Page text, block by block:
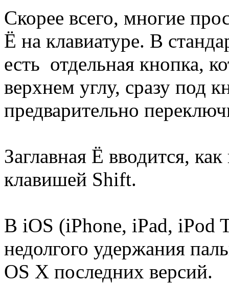
Скорее всего, многие
Ё на клавиатуре. В
есть отдельная кнопка,
верхнем углу, сразу под
предварительно
Заглавная Ё вводится,
клавишей Shift.
В iOS (iPhone, iPad, iPod
недолгого удержания
OS X последних версий.